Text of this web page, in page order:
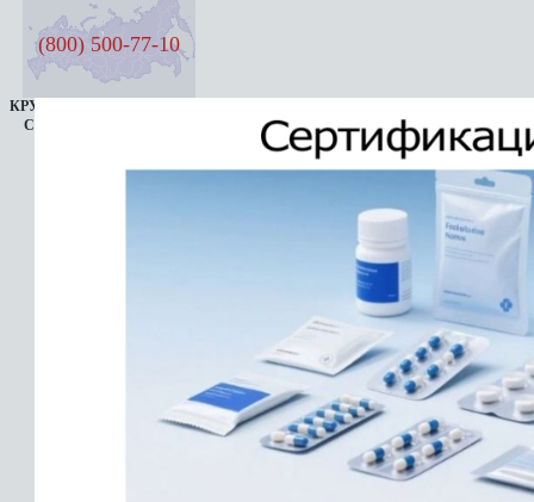
(800) 500-77-10
КРУГЛОСУТОЧНАЯ ЛИНИЯ
СЕМЬ ДНЕЙ В НЕДЕЛЮ